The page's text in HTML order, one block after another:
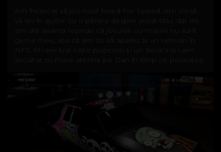
Am încercat să joc noul Need For Speed. Am zis să
vă vin în ajutor cu o părere despre acest titlu, dar mi-
am dat seama repede că jocurile cu mașini nu sunt
genul meu, așa că am zis să apelez la un veteran în
NFS. Mi-am luat niște popcorn și un Beck’s și l-am
ascultat cu mare atenție pe Dan în timp ce povestea: